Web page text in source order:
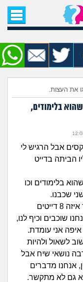
חדשות
עניין
כאן?
ולידה
הורות ומשפחה
שאלות
| התחברות
את העצות.
בלימודים,
אבל הרגיש לי
הביתה בדייט
בלימודים וכו
שכבנו.
המשכנו לצאת עוד ועוד מפה לשם כבר איזה 8 דייטים
שוכבים וכיף לנו,
אני עומדת.
לשאול ולהיות
נושאי שיח אבל
אנחנו מדברים
גם לא מתקשר.